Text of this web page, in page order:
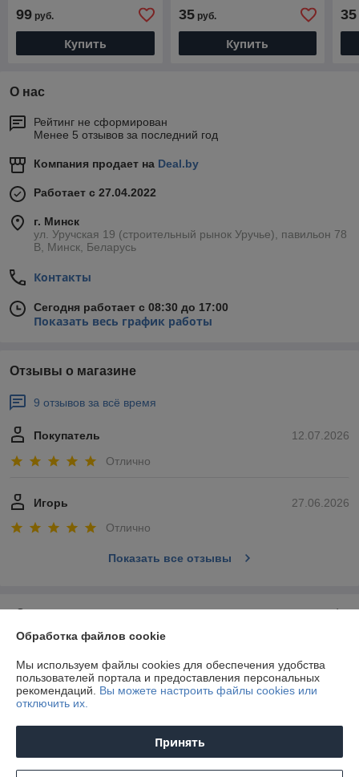
99 руб.
Купить
35руб.
Купить
35
О нас
Рейтинг не сформирован
Менее 5 отзывов за последний год
Компания продает на Deal.by
Работает с 27.04.2022
г. Минск
ул. Уручская 19 (строительный рынок Уручье), павильон 78
В, Минск, Беларусь
Контакты
Сегодня работает с 08:30 до 17:00
Показать весь график работы
Отзывы о магазине
9 отзывов за всё время
12.07.2026
Покупатель
Отлично
27.06.2026
Игорь
Отлично
Показать все отзывы
О нас
Доставка и оплата
График работы
Обработка файлов cookie
Мы используем файлы cookies для обеспечения удобства
пользователей портала и предоставления персональных
рекомендаций. Вы можете настроить файлы cookies или
отключить их.
Принять